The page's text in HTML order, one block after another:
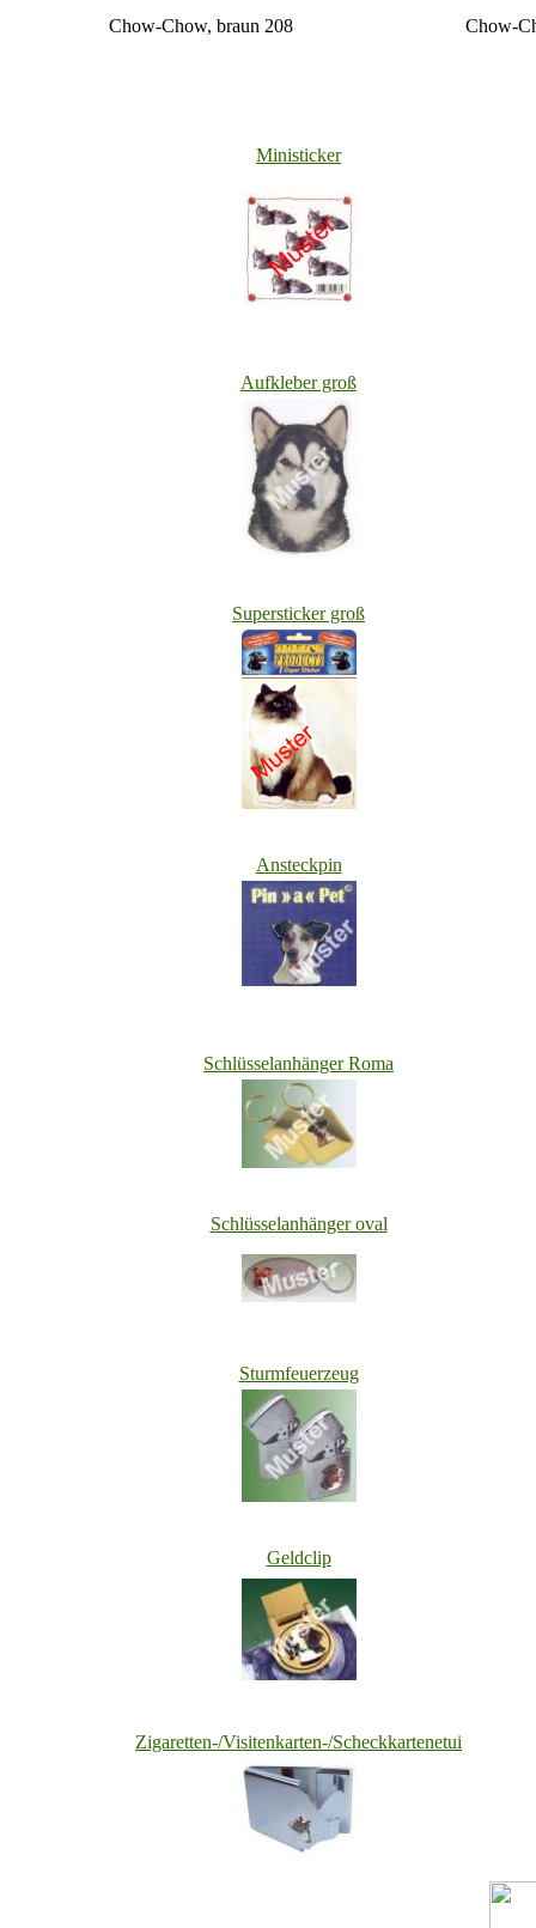
Chow-Chow, braun 208 Chow-
Ministicker
Aufkleber groß
Supersticker groß
Ansteckpin
Schlüsselanhänger Roma
Schlüsselanhänger oval
Sturmfeuerzeug
Geldclip
Zigaretten-/Visitenkarten-/Scheckkartenetui